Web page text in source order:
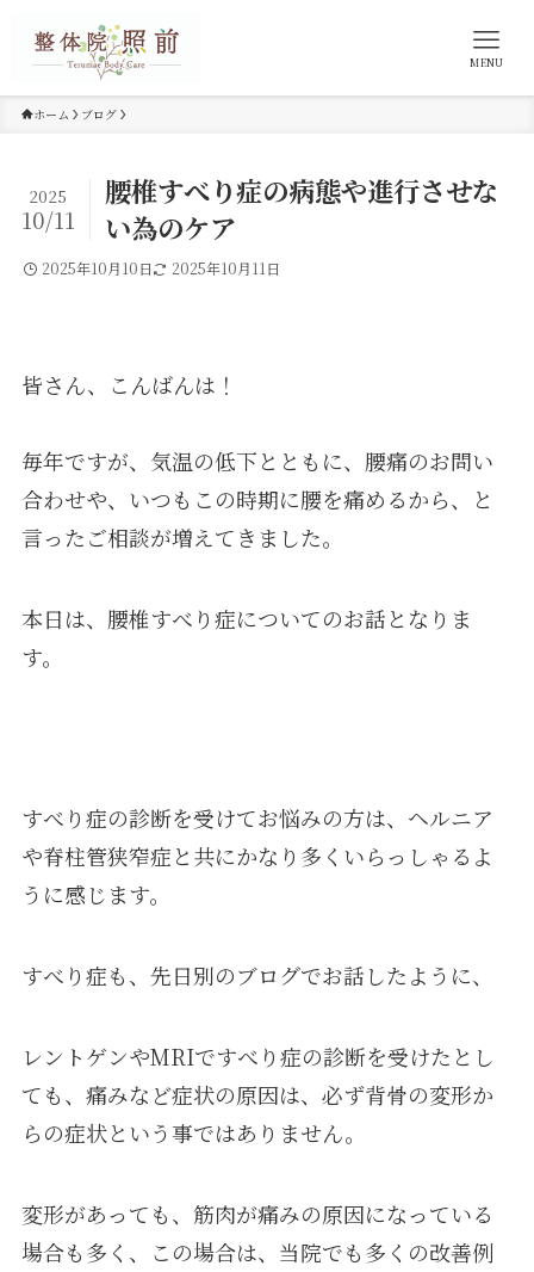
MENU
ホーム ブログ
腰椎すべり症の病態や進行させな
い為のケア
2025
10/11
2025年10月10日 2025年10月11日
皆さん、こんばんは！
毎年ですが、気温の低下とともに、腰痛のお問い
合わせや、いつもこの時期に腰を痛めるから、と
言ったご相談が増えてきました。
本日は、腰椎すべり症についてのお話となりま
す。
すべり症の診断を受けてお悩みの方は、ヘルニア
や脊柱管狭窄症と共にかなり多くいらっしゃるよ
うに感じます。
すべり症も、先日別のブログでお話したように、
レントゲンやMRIですべり症の診断を受けたとし
ても、痛みなど症状の原因は、必ず背骨の変形か
らの症状という事ではありません。
変形があっても、筋肉が痛みの原因になっている
場合も多く、この場合は、当院でも多くの改善例